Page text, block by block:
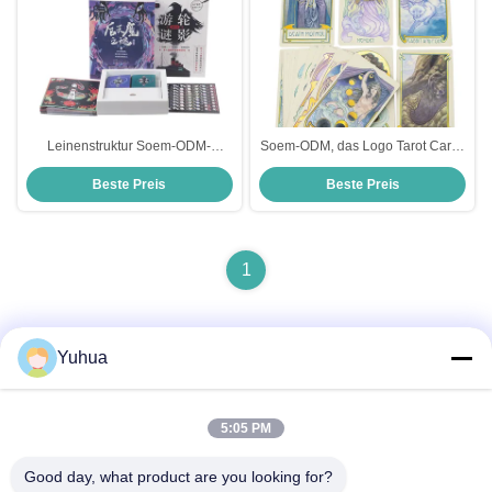
Leinenstruktur Soem-ODM-
Service Farben des Karton-Spiels
unterschiedlicher
Beste Preis
Soem-ODM, das Logo Tarot Cards
Affirmation CDR PSD druckt,
fertigen kundenspezifisch an
Beste Preis
1
Yuhua
5:05 PM
Good day, what product are you looking for?